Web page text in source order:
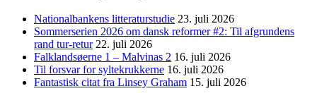
Nationalbankens litteraturstudie 23. juli 2026
Sommerserien 2026 om dansk reformer #2: Til afgrundens
rand tur-retur 22. juli 2026
Falklandsøerne 1 – Malvinas 2 16. juli 2026
Til forsvar for syltekrukkerne 16. juli 2026
Fantastisk citat fra Linsey Graham 15. juli 2026